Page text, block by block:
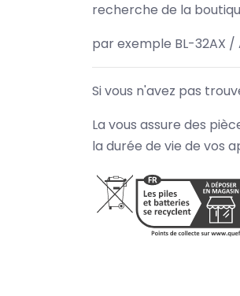
recherche de la
par exemple BL-32AX /
Si vous n'avez pas
La vous assure des
la durée de vie de vos